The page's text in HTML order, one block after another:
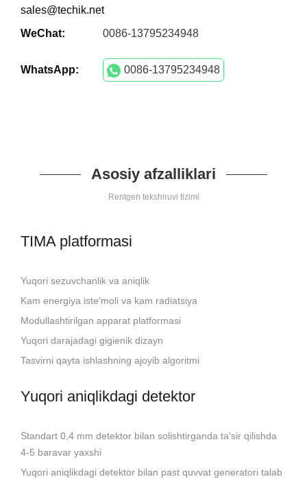
sales@techik.net
WeChat:
0086-13795234948
WhatsApp: 0086-13795234948
Asosiy afzalliklari
Rentgen tekshiruvi tizimi
TIMA platformasi
Yuqori sezuvchanlik va aniqlik
Kam energiya iste'moli va kam radiatsiya
Modullashtirilgan apparat platformasi
Yuqori darajadagi gigienik dizayn
Tasvirni qayta ishlashning ajoyib algoritmi
Yuqori aniqlikdagi detektor
Standart 0,4 mm detektor bilan solishtirganda ta'sir qilishda
4-5 baravar yaxshi
Yuqori aniqlikdagi detektor bilan past quvvat generatori talab